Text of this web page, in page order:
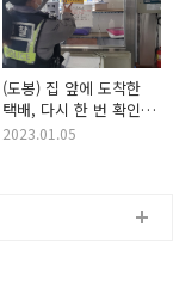
(도봉) 집 앞에 도착한
택배, 다시 한 번 확인
후 개봉하자!
2023.01.05